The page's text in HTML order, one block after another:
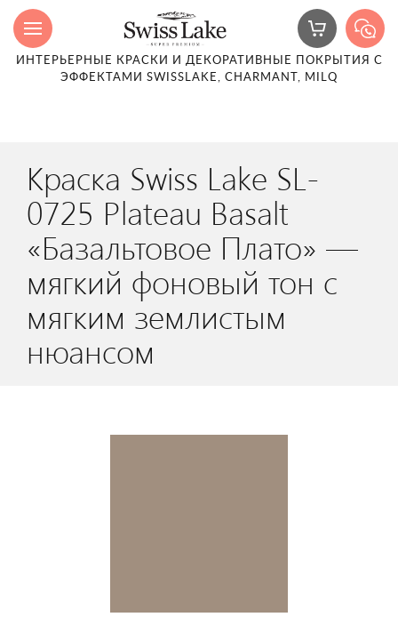
ИНТЕРЬЕРНЫЕ КРАСКИ И ДЕКОРАТИВНЫЕ ПОКРЫТИЯ С
ЭФФЕКТАМИ SWISSLAKE, CHARMANT, MILQ
Краска Swiss Lake SL-
0725 Plateau Basalt
«Базальтовое Плато» —
мягкий фоновый тон с
мягким землистым
нюансом